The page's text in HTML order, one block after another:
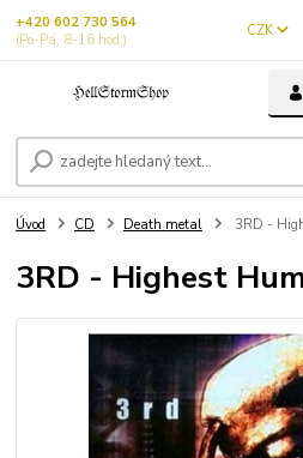
CZK
+420 602 730 564
(Po-Pá, 8-16 hod.)
Úvod CD Death metal 3RD -
3RD - Highest